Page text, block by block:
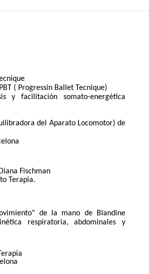
( Progressin Ballet Tecnique)
y facilitación somato-energética
del Aparato Locomotor) de
Fischman
Terapia.
de la mano de Blandine
respiratoria, abdominales y